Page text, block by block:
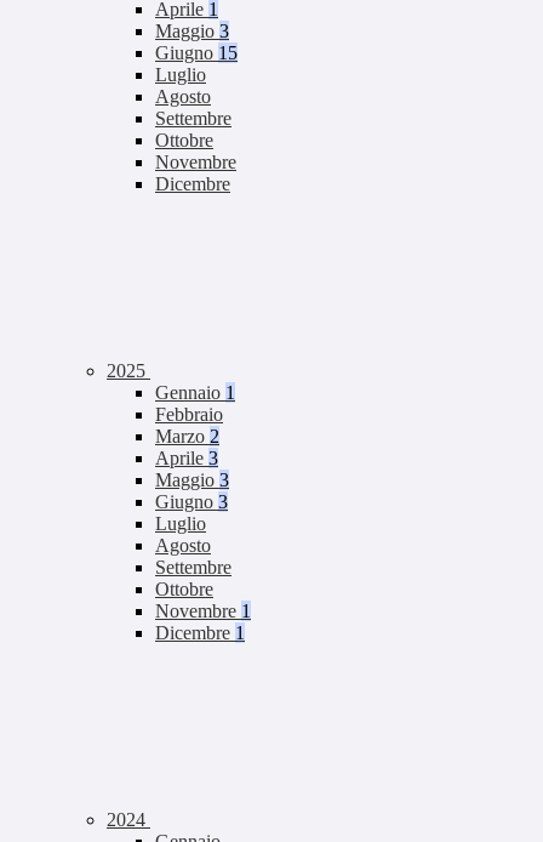
Aprile 1
Maggio 3
Giugno 15
Luglio
Agosto
Settembre
Ottobre
Novembre
Dicembre
2025
Gennaio 1
Febbraio
Marzo 2
Aprile 3
Maggio 3
Giugno 3
Luglio
Agosto
Settembre
Ottobre
Novembre 1
Dicembre 1
2024